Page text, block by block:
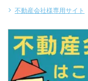
不動産会社様専用サイト